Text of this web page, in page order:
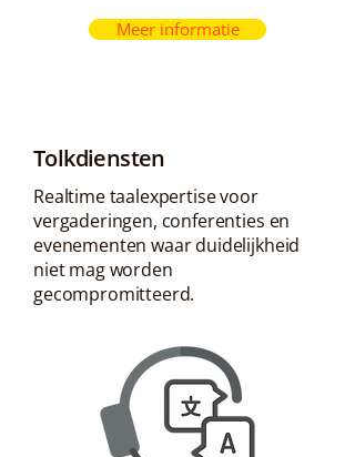
Meer informatie
Tolkdiensten
Realtime taalexpertise voor
vergaderingen, conferenties en
evenementen waar duidelijkheid
niet mag worden
gecompromitteerd.